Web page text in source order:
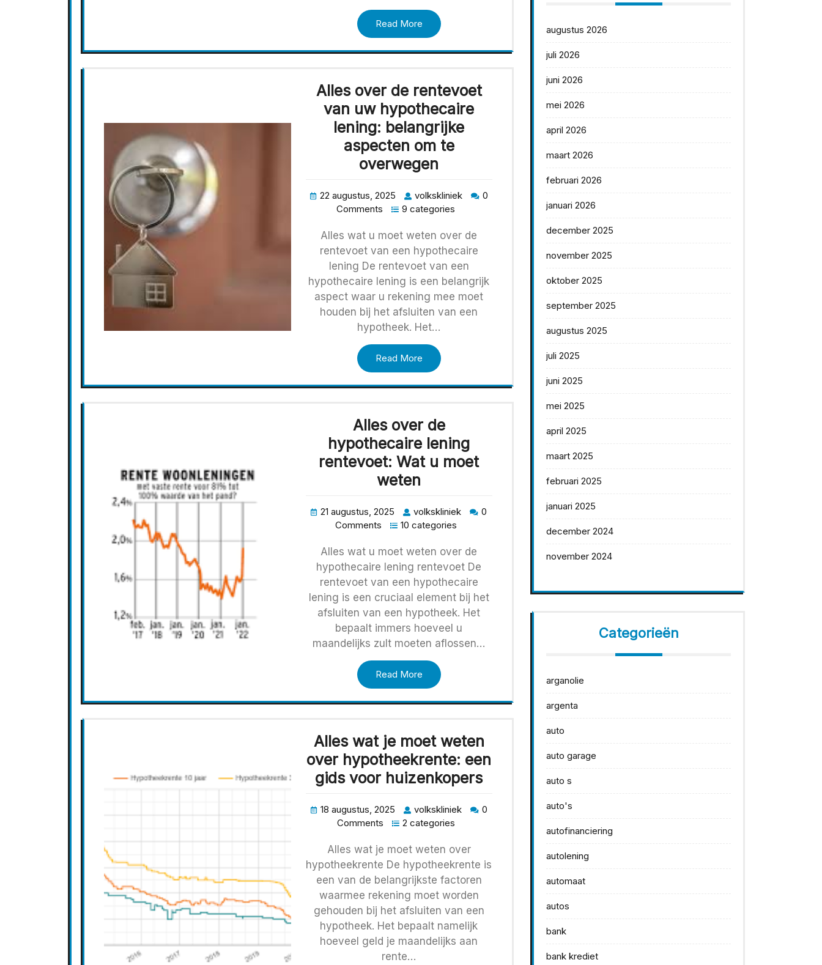
Read More
Alles over de rentevoet
van uw hypothecaire
lening: belangrijke
aspecten om te
overwegen
22 augustus, 2025 volkskliniek
0
Comments
9 categories
Alles wat u moet weten over de
rentevoet van een hypothecaire
lening De rentevoet van een
hypothecaire lening is een belangrijk
aspect waar u rekening mee moet
houden bij het afsluiten van een
hypotheek. Het…
Read More
Alles over de
hypothecaire lening
rentevoet: Wat u moet
weten
21 augustus, 2025 volkskliniek
0
Comments
10 categories
Alles wat u moet weten over de
hypothecaire lening rentevoet De
rentevoet van een hypothecaire
lening is een cruciaal element bij het
afsluiten van een hypotheek. Het
bepaalt immers hoeveel u
maandelijks zult moeten aflossen…
Read More
Alles wat je moet weten
over hypotheekrente: een
gids voor huizenkopers
18 augustus, 2025 volkskliniek
0
Comments
2 categories
Alles wat je moet weten over
hypotheekrente De hypotheekrente is
een van de belangrijkste factoren
waarmee rekening moet worden
gehouden bij het afsluiten van een
hypotheek. Het bepaalt namelijk
hoeveel geld je maandelijks aan
rente…
augustus 2026
juli 2026
juni 2026
mei 2026
april 2026
maart 2026
februari 2026
januari 2026
december 2025
november 2025
oktober 2025
september 2025
augustus 2025
juli 2025
juni 2025
mei 2025
april 2025
maart 2025
februari 2025
januari 2025
december 2024
november 2024
Categorieën
arganolie
argenta
auto
auto garage
auto s
auto's
autofinanciering
autolening
automaat
autos
bank
bank krediet